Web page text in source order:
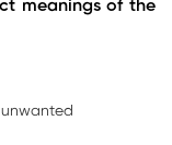
meanings of the